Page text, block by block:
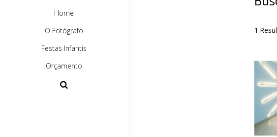
Home
O Fotógrafo
Festas Infantis
Orçamento
1